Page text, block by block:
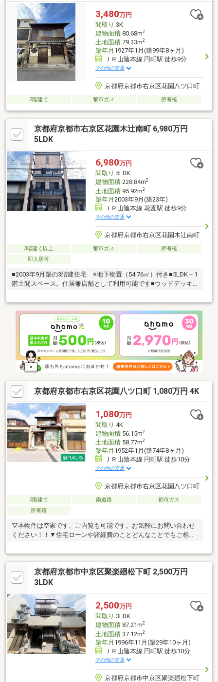
3,480万円
間取り 3K
建物面積80.68m2
土地面積79.33m2
築年月 1927年1月(築99年8ヶ月)
ＪＲ山陰本線 円町駅 徒歩9分
その他の交通
京都府京都市右京区花園八ツ口町
2階建て 都市ガス 所有権
京都府京都市右京区花園木辻南町 6,980万円
5LDK
6,980万円
間取り 5LDK
建物面積228.84m2
土地面積95.92m2
築年月 2003年9月(築23年)
ＪＲ山陰本線 花園駅 徒歩9分
その他の交通
京都府京都市右京区花園木辻南町
3階建て以上 都市ガス
所有権
即入居可
■2003年9月築の3階建住宅 ※地下物置（54.76㎡）付き■5LDK＋1
階土間スペース。住居兼店舗として利用可能です■ウッドデッキ
め採光・通風良好■普通車一台分の駐車スペースがございます
【建物延面積】228.84㎡（69.22坪）【前面道路】幅員約6.5m、北
側間口約5.8m【アクセス】 JR「花園」駅まで徒歩9分 京福
「妙心寺」駅まで徒歩16分【周辺施設】「セブンイレブン西小路
丸太町店」徒歩6分「ツルハドラッグ京都花園駅前店」徒歩7分
「生鮮館なかむら円町店」徒歩7分「京都市立花園小学校」徒歩5
京都府京都市右京区花園八ツ口町 1,080万円 4K
1,080万円
間取り 4K
建物面積56.15m2
土地面積58.77m2
築年月 1952年1月(築74年8ヶ月)
ＪＲ山陰本線 円町駅 徒歩10分
その他の交通
京都府京都市右京区花園八ツ口町
2階建て 南道路
都市ガス
所有権
▽本物件は空家です、ご内覧も可能です。お気軽にお問い合わせ
ください！！▼住宅ローンや諸経費のことどんなことでもご相談
京都府京都市中京区聚楽廻松下町 2,500万円
3LDK
2,500万円
間取り 3LDK
建物面積87.21m2
土地面積37.12m2
築年月 1996年11月(築29年10ヶ月)
ＪＲ山陰本線 円町駅 徒歩10分
その他の交通
京都府京都市中京区聚楽廻松下町